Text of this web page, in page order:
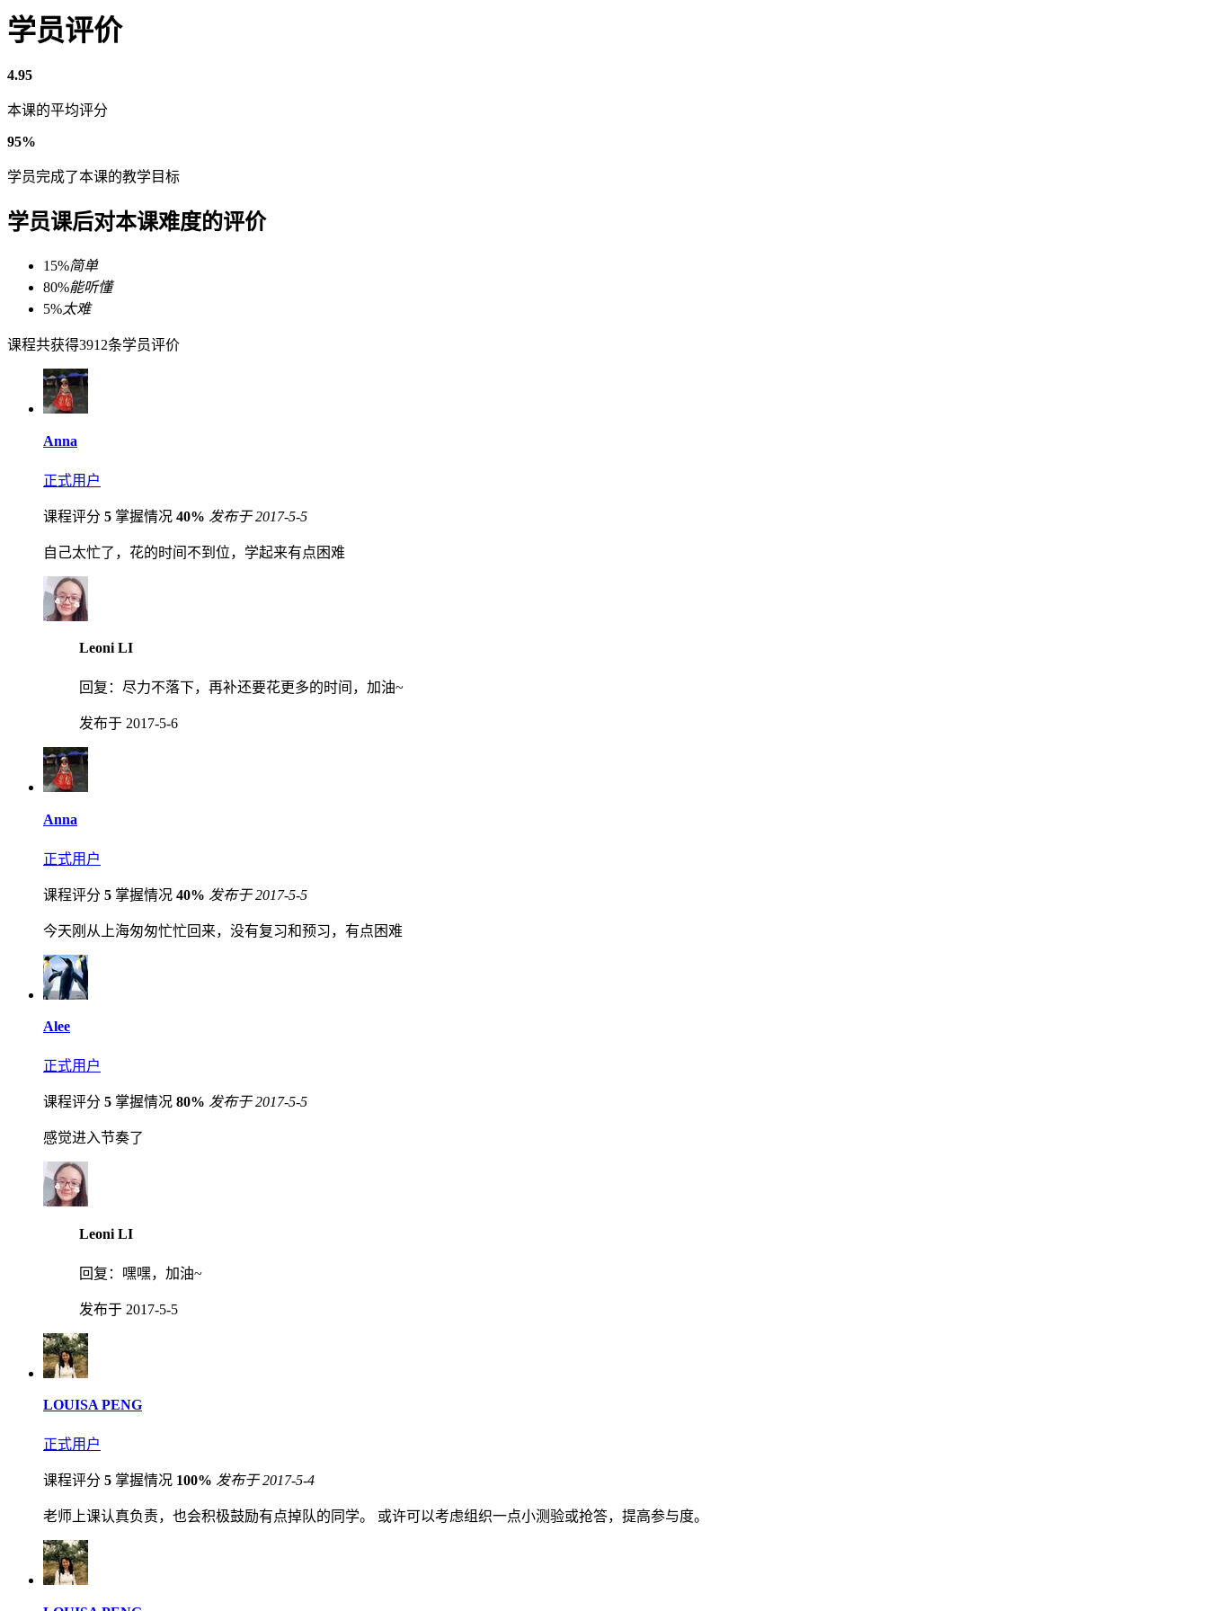
学员评价
4.95
本课的平均评分
95%
学员完成了本课的教学目标
学员课后对本课难度的评价
15%简单
80%能听懂
5%太难
课程共获得3912条学员评价
Anna
正式用户
课程评分 5 掌握情况 40% 发布于 2017-5-5
自己太忙了，花的时间不到位，学起来有点困难
Leoni LI
回复： 尽力不落下，再补还要花更多的时间，加油~
发布于 2017-5-6
Anna
正式用户
课程评分 5 掌握情况 40% 发布于 2017-5-5
今天刚从上海匆匆忙忙回来，没有复习和预习，有点困难
Alee
正式用户
课程评分 5 掌握情况 80% 发布于 2017-5-5
感觉进入节奏了
Leoni LI
回复： 嘿嘿，加油~
发布于 2017-5-5
LOUISA PENG
正式用户
课程评分 5 掌握情况 100% 发布于 2017-5-4
老师上课认真负责，也会积极鼓励有点掉队的同学。 或许可以考虑组织一点小测验或抢答，提高参与度。